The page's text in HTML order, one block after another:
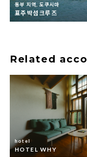
동부 지역, 도쿠시마
표주박섬크루즈
Related
hotel
HOTEL WHY